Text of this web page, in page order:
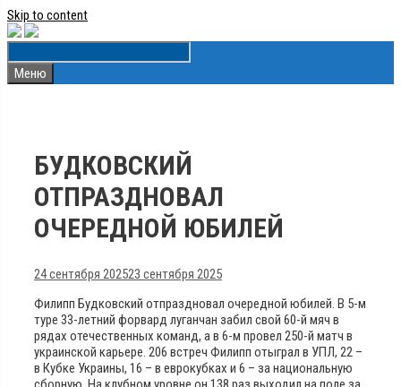
Skip to content
Меню
БУДКОВСКИЙ
ОТПРАЗДНОВАЛ
ОЧЕРЕДНОЙ ЮБИЛЕЙ
24 сентября 202523 сентября 2025
Филипп Будковский отпраздновал очередной юбилей. В 5-м
туре 33-летний форвард луганчан забил свой 60-й мяч в
рядах отечественных команд, а в 6-м провел 250-й матч в
украинской карьере. 206 встреч Филипп отыграл в УПЛ, 22 –
в Кубке Украины, 16 – в еврокубках и 6 – за национальную